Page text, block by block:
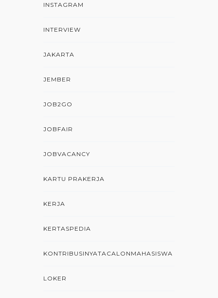
INSTAGRAM
INTERVIEW
JAKARTA
JEMBER
JOB2GO
JOBFAIR
JOBVACANCY
KARTU PRAKERJA
KERJA
KERTASPEDIA
KONTRIBUSINYATACALONMAHASISWA
LOKER